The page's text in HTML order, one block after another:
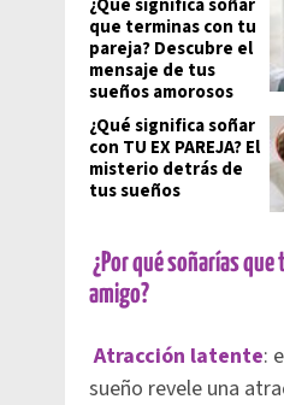
¿Qué significa soñar
que terminas con tu
pareja? Descubre el
mensaje de tus
sueños amorosos
¿Qué significa soñar
con TU EX PAREJA? El
misterio detrás de
tus sueños
¿Por qué soñarías que
amigo?
Atracción latente:
sueño revele una